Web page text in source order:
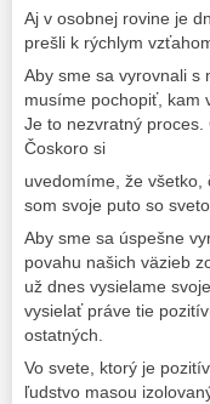
Aj v osobnej rovine je
prešli k rýchlym
Aby sme sa vyrovnali s
musíme pochopiť, kam
Je to nezvratný
Čoskoro si
uvedomíme, že
som svoje puto so
Aby sme sa úspešne
povahu našich väzieb
už dnes vysielame
vysielať práve tie
ostatných.
Vo svete, ktorý je
ľudstvo masou